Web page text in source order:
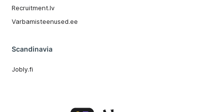
Recruitment.lv
Varbamisteenused.ee
Scandinavia
Jobly.fi